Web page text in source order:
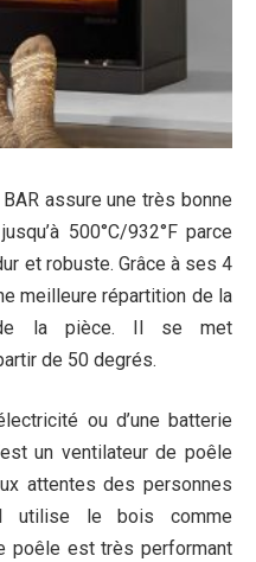
assure une très bonne
500°C/932°F parce
et robuste. Grâce à ses 4
meilleure répartition de la
de la pièce. Il se met
de 50 degrés.
ou d’une batterie
un ventilateur de poêle
attentes des personnes
utilise le bois comme
poêle est très performant